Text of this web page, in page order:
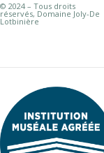
© 2024 – Tous droits
réservés, Domaine Joly-De
Lotbinière